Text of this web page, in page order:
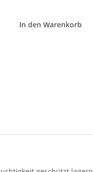
In den Warenkorb